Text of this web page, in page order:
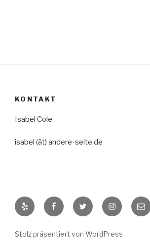
KONTAKT
Isabel Cole
isabel (ät) andere-seite.de
Yelp FacebookTwitter Instagram
E-
Mail
Stolz präsentiert von WordPress